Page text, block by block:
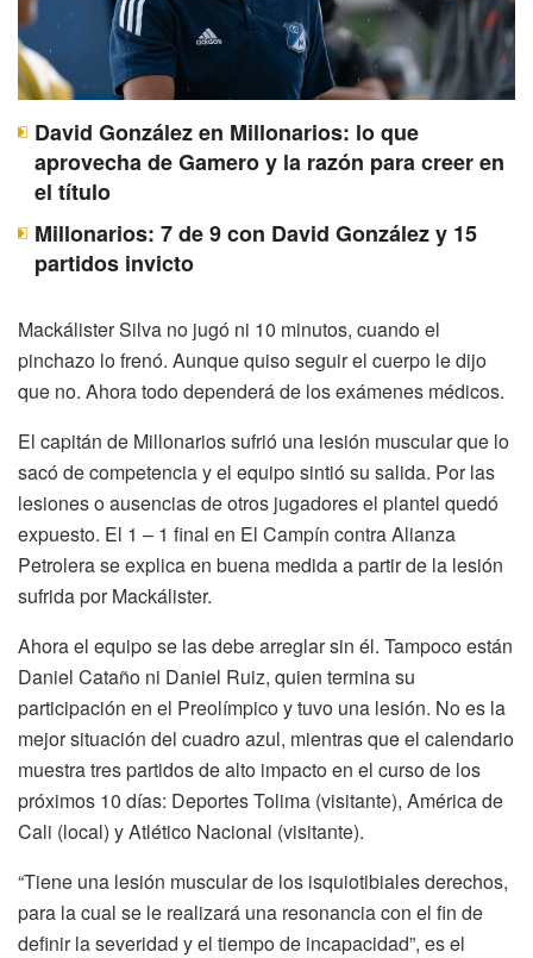
David González en Millonarios: lo que
aprovecha de Gamero y la razón para creer en
el título
Millonarios: 7 de 9 con David González y 15
partidos invicto
Mackálister Silva no jugó ni 10 minutos, cuando el
pinchazo lo frenó. Aunque quiso seguir el cuerpo le dijo
que no. Ahora todo dependerá de los exámenes médicos.
El capitán de Millonarios sufrió una lesión muscular que lo
sacó de competencia y el equipo sintió su salida. Por las
lesiones o ausencias de otros jugadores el plantel quedó
expuesto. El 1 – 1 final en El Campín contra Alianza
Petrolera se explica en buena medida a partir de la lesión
sufrida por Mackálister.
Ahora el equipo se las debe arreglar sin él. Tampoco están
Daniel Cataño ni Daniel Ruiz, quien termina su
participación en el Preolímpico y tuvo una lesión. No es la
mejor situación del cuadro azul, mientras que el calendario
muestra tres partidos de alto impacto en el curso de los
próximos 10 días: Deportes Tolima (visitante), América de
Cali (local) y Atlético Nacional (visitante).
“Tiene una lesión muscular de los isquiotibiales derechos,
para la cual se le realizará una resonancia con el fin de
definir la severidad y el tiempo de incapacidad”, es el